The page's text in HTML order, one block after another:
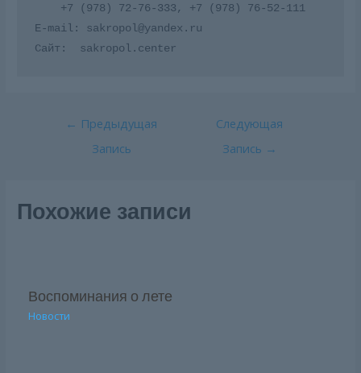
E-mail: sakropol@yandex.ru
Сайт:  sakropol.center
Навигация
← Предыдущая
Запись
Следующая
Запись →
Похожие записи
Воспоминания о лете
Новости